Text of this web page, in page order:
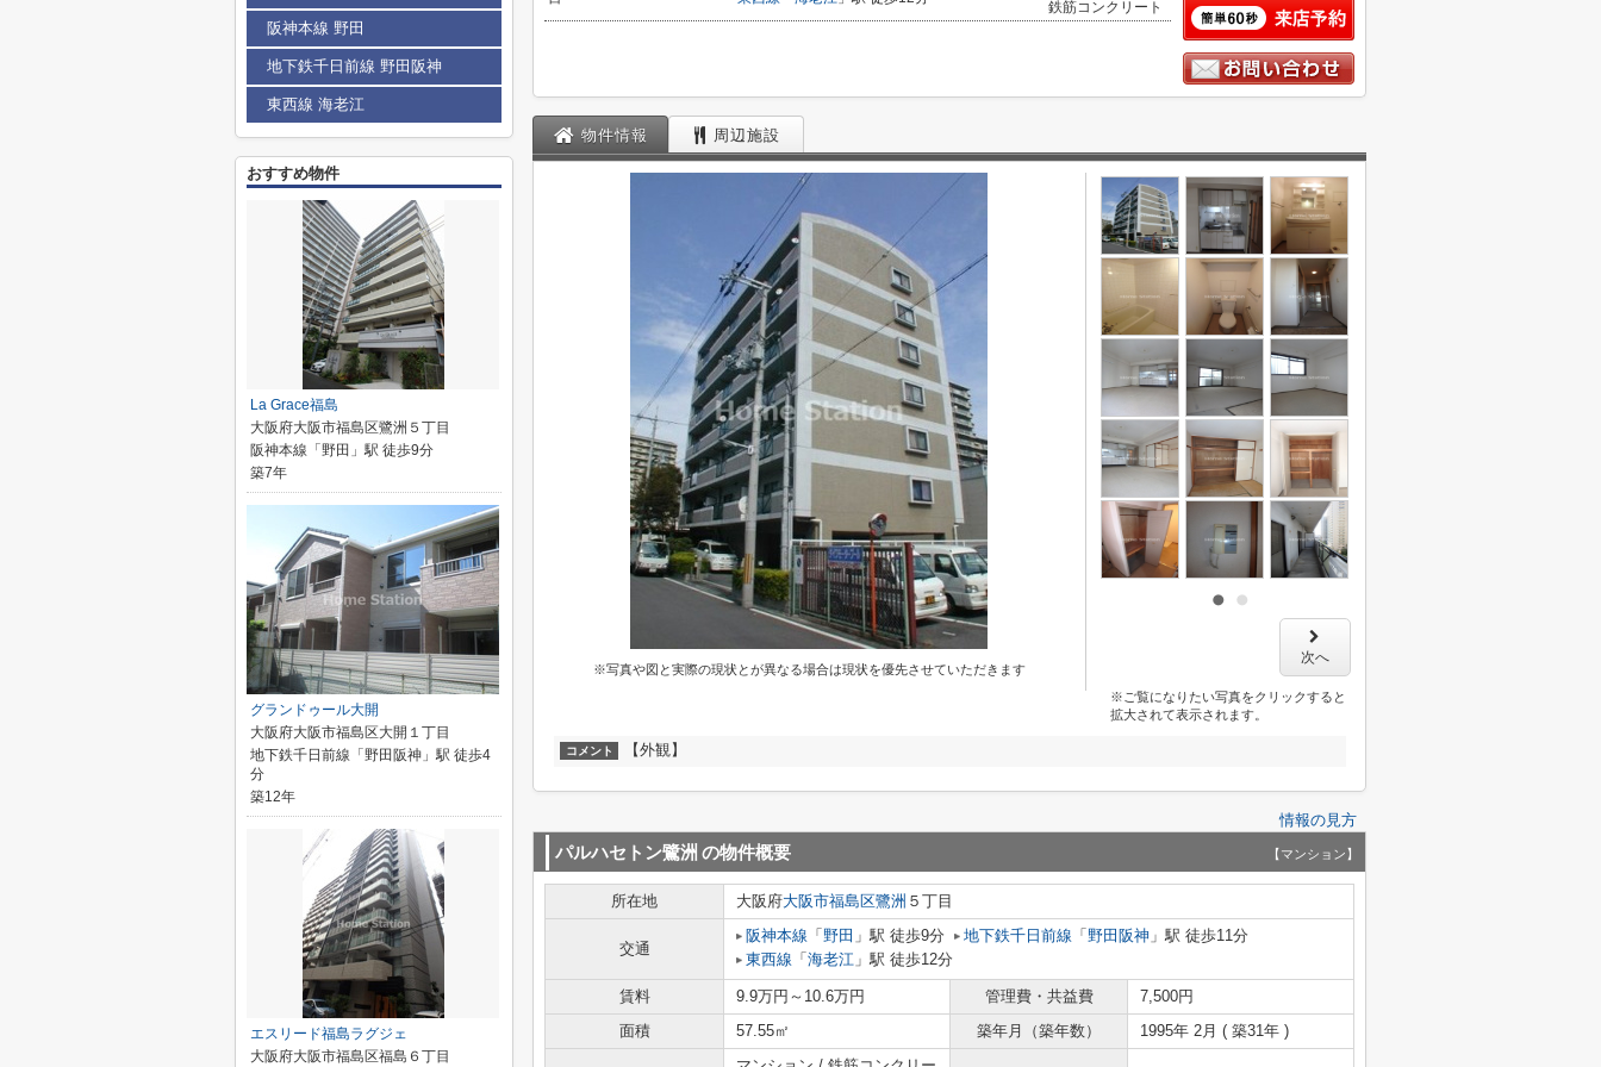
鉄筋コンクリート
物件情報 周辺施設
※写真や図と実際の現状とが異なる場合は現状を優先させていただきます
次へ
※ご覧になりたい写真をクリックすると
拡大されて表示されます。
コメント 【外観】
情報の見方
パルハセトン鷺洲 の物件概要 【マンション】
所在地 大阪府大阪市福島区鷺洲 ５丁目
交通
阪神本線 「 野田 」駅 徒歩9分 地下鉄千日前線 「 野田阪神 」駅 徒歩11分
東西線 「 海老江 」駅 徒歩12分
賃料 9.9万円～10.6万円 管理費・共益費
7,500円
面積
57.55㎡ 築年月（築年数）
1995年 2月 ( 築31年 )
阪神本線 野田
地下鉄千日前線 野田阪神
東西線 海老江
おすすめ物件
La Grace福島
大阪府大阪市福島区鷺洲５丁目
阪神本線「野田」駅 徒歩9分
築7年
グランドゥール大開
大阪府大阪市福島区大開１丁目
地下鉄千日前線「野田阪神」駅 徒歩4
分
築12年
エスリード福島ラグジェ
大阪府大阪市福島区福島６丁目